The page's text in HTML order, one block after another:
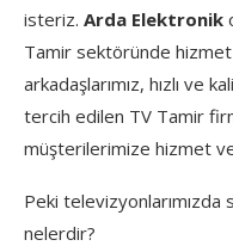
isteriz. Arda Elektronik
Tamir sektöründe
arkadaşlarımız, hızlı ve
tercih edilen TV Tamir
müşterilerimize hizmet
Peki televizyonlarımızda
nelerdir?